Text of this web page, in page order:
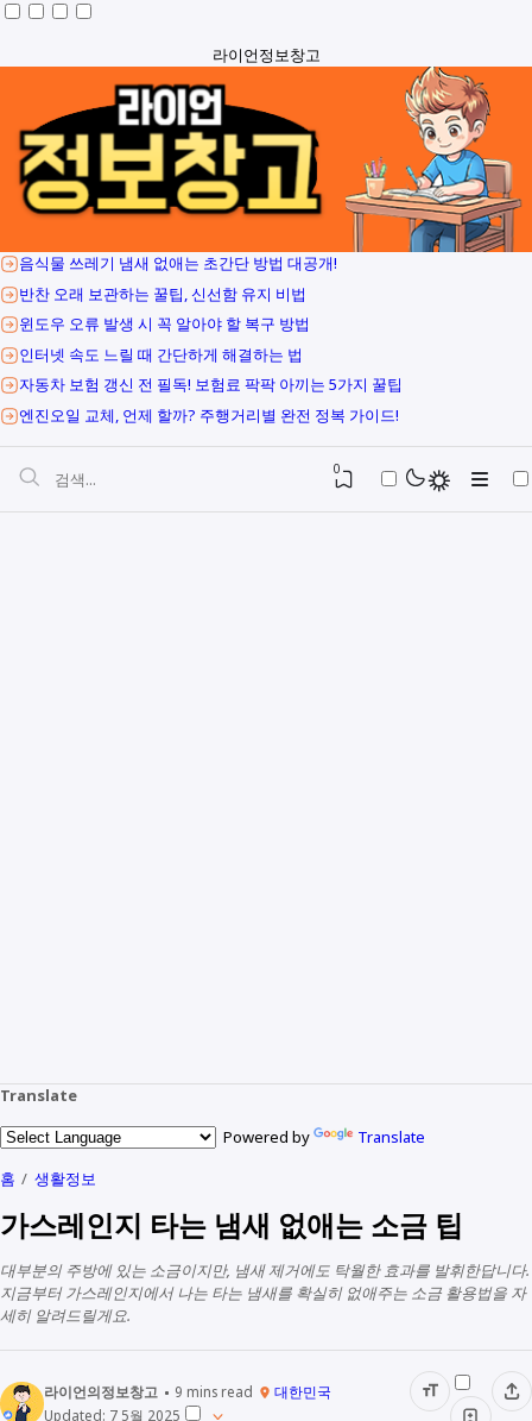
라이언정보창고
음식물 쓰레기 냄새 없애는 초간단 방법 대공개!
반찬 오래 보관하는 꿀팁, 신선함 유지 비법
윈도우 오류 발생 시 꼭 알아야 할 복구 방법
인터넷 속도 느릴 때 간단하게 해결하는 법
자동차 보험 갱신 전 필독! 보험료 팍팍 아끼는 5가지 꿀팁
엔진오일 교체, 언제 할까? 주행거리별 완전 정복 가이드!
0
Translate
Powered by
Translate
홈
생활정보
가스레인지 타는 냄새 없애는 소금 팁
대부분의 주방에 있는 소금이지만, 냄새 제거에도 탁월한 효과를 발휘한답니다.
지금부터 가스레인지에서 나는 타는 냄새를 확실히 없애주는 소금 활용법을 자
세히 알려드릴게요.
라이언의정보창고 9 mins read
대한민국
Updated: 7 5월 2025